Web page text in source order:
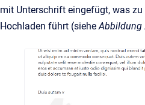
mit Unterschrift eingefügt, was
Hochladen führt (sieheAbbildung